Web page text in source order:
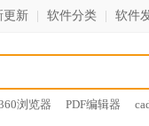
更新 软件分类 软件
浏览器 PDF编辑器